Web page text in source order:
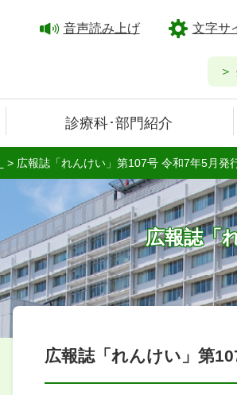
音声読み上げ 文字サ
診療科･部門紹介
> 広報誌「れんけい」第107号 令和7年5月発
広報誌「
広報誌「れんけい」第